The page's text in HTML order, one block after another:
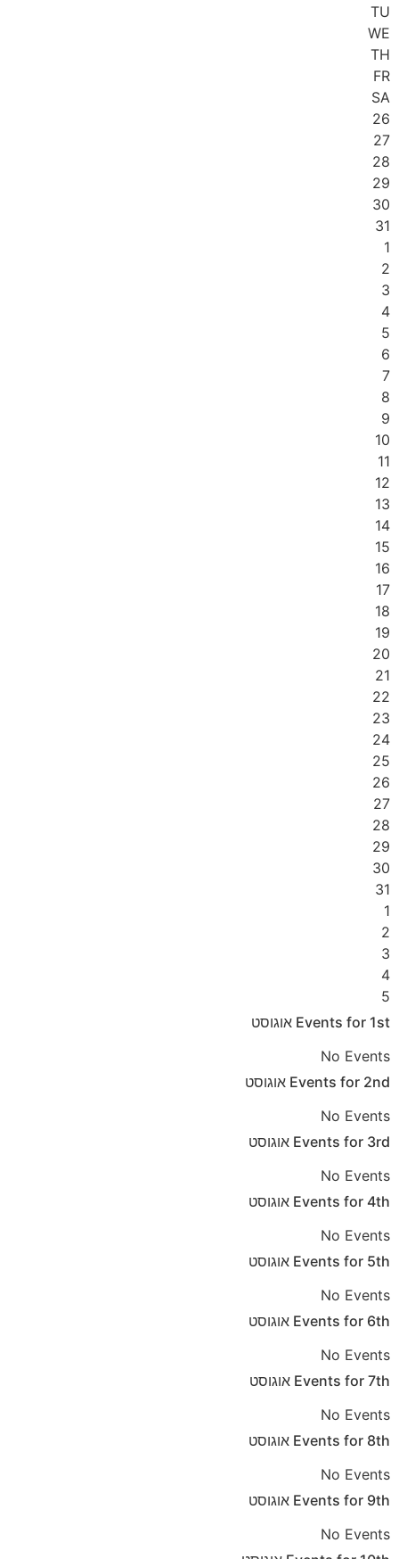
TU
WE
TH
FR
SA
26
27
28
29
30
31
1
2
3
4
5
6
7
8
9
10
11
12
13
14
15
16
17
18
19
20
21
22
23
24
25
26
27
28
29
30
31
1
2
3
4
5
Events for 1st
אוגוסט
No Events
Events for 2nd
אוגוסט
No Events
Events for 3rd
אוגוסט
No Events
Events for 4th
אוגוסט
No Events
Events for 5th
אוגוסט
No Events
Events for 6th
אוגוסט
No Events
Events for 7th
אוגוסט
No Events
Events for 8th
אוגוסט
No Events
Events for 9th
אוגוסט
No Events